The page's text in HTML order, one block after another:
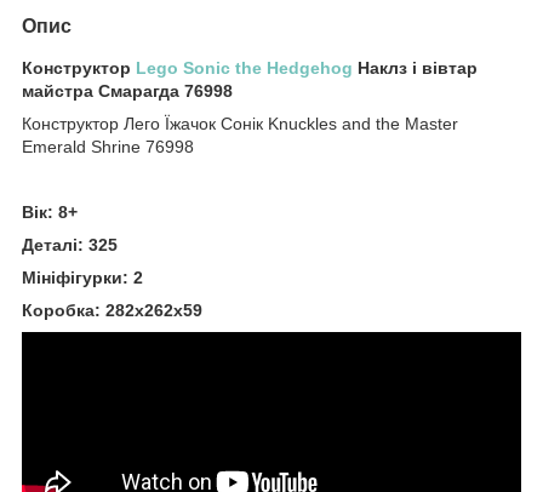
Опис
Конструктор Lego Sonic the Hedgehog Наклз і вівтар
майстра Смарагда 76998
Конструктор Лего Їжачок Сонік Knuckles and the Master
Emerald Shrine 76998
Вік: 8+
Деталі: 325
Мініфігурки: 2
Коробка: 282х262х59